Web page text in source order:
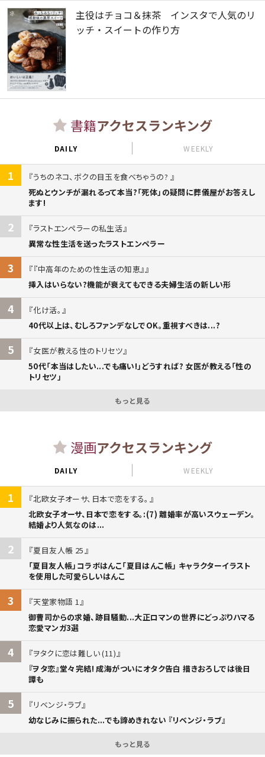
主役はチョコ＆抹茶 インスタで人気のリ
ッチ・スイートの作り方
書籍アクセスランキング
DAILY WEEKLY
1
うちのネコ、ボクの目玉を食べちゃうの?
死ぬとウンチが漏れるって本当?「死体」の疑問に葬儀屋がお答えし
ます!
2
ラストエンペラーの私生活
異常な性生活を送ったラストエンペラー
3
『中高年のための性生活の知恵』
挿入はいらない?機能が衰えてもできる夫婦生活の新しい形
4
化け活。
40代以上は、むしろファンデなしでOK。重視すべきは...?
5
女医が教える性のトリセツ
50代「本当はしたい...でも痛い!」どうすれば? 女医が教える「性の
トリセツ」
もっと見る
漫画アクセスランキング
DAILY WEEKLY
1
北欧女子オーサ、日本で恋をする。
北欧女子オーサ、日本で恋をする。:(7) 離婚率が高いスウェーデン。
結婚より人気なのは...
2
夏目友人帳 25
「夏目友人帳」コラボはんこ「夏目はんこ帳」 キャラクターイラスト
を使用した可愛らしいはんこ
3
天堂家物語 1
御曹司からの求婚、跡目騒動...大正ロマンの世界にどっぷりハマる
恋愛マンガ3選
4
ヲタクに恋は難しい (11)
『ヲタ恋』堂々完結! 成海がついにオタク告白 描きおろしでは後日
譚も
5
リベンジ・ラブ
幼なじみに振られた...でも諦めきれない 『リベンジ・ラブ』
もっと見る